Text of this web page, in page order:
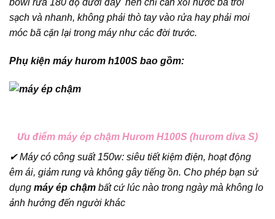
bowl rửa 180 độ dưới đáy nên chỉ cần xối nước bã trôi
sạch và nhanh, không phải thò tay vào rửa hay phải moi
móc bã cặn lại trong máy như các đời trước.
Phụ kiện máy hurom h100S bao gồm:
Ưu điểm máy ép chậm Hurom H100S (hurom diva S)
✔ Máy có công suất 150w: siêu tiết kiệm điện, hoạt động
êm ái, giảm rung và không gây tiếng ồn. Cho phép bạn sử
dụng máy ép chậm bất cứ lúc nào trong ngày mà không lo
ảnh hưởng đến người khác